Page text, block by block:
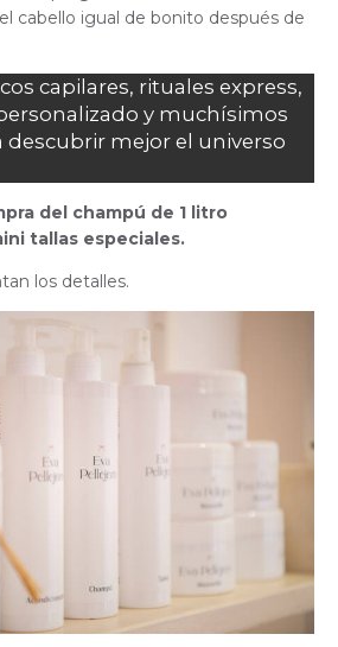
cabello igual de bonito después de
capilares, rituales express,
y muchísimos
mejor el universo
del champú de 1 litro
tallas especiales.
los detalles.